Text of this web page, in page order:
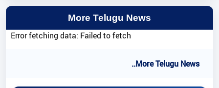
More Telugu News
Error fetching data: Failed to fetch
..More Telugu News